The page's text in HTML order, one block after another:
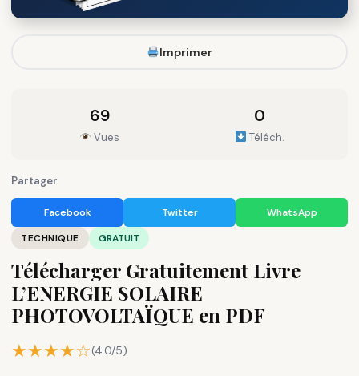
Imprimer
69
Vues
0
Téléch.
Partager
Facebook Twitter
WhatsApp
TECHNIQUE
GRATUIT
Télécharger Gratuitement Livre
L’ENERGIE SOLAIRE
PHOTOVOLTAÏQUE en PDF
★★★★☆(4.0/5)